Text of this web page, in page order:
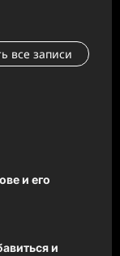
все записи
и его
и